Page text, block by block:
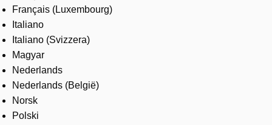
Français (Luxembourg)
Italiano
Italiano (Svizzera)
Magyar
Nederlands
Nederlands (België)
Norsk
Polski